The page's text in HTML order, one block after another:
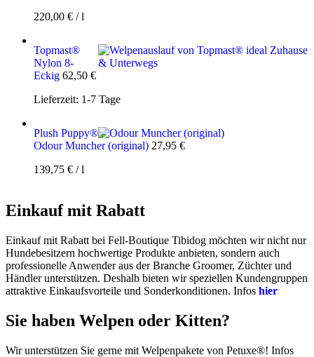
220,00 € /l
Topmast®
Nylon 8-
Eckig 62,50 €
Lieferzeit: 1-7 Tage
Plush Puppy®
Odour Muncher (original) 27,95 €
139,75 € /l
Einkauf mit Rabatt
Einkauf mit Rabatt bei Fell-Boutique Tibidog möchten wir nicht nur
Hundebesitzern hochwertige Produkte anbieten, sondern auch
professionelle Anwender aus der Branche Groomer, Züchter und
Händler unterstützen. Deshalb bieten wir speziellen Kundengruppen
attraktive Einkaufsvorteile und Sonderkonditionen. Infos hier
Sie haben Welpen oder Kitten?
Wir unterstützen Sie gerne mit Welpenpakete von Petuxe®! Infos